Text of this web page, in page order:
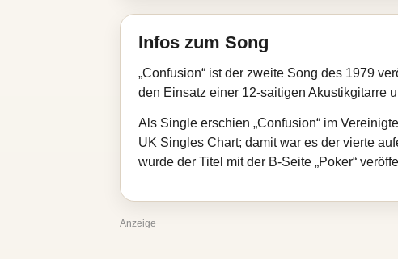
Infos zum Song
„Confusion“ ist der zweite Song des 1979
den Einsatz einer 12-saitigen Akustikgitarre
Als Single erschien „Confusion“ im
UK Singles Chart; damit war es der vierte
wurde der Titel mit der B-Seite „Poker“
Anzeige